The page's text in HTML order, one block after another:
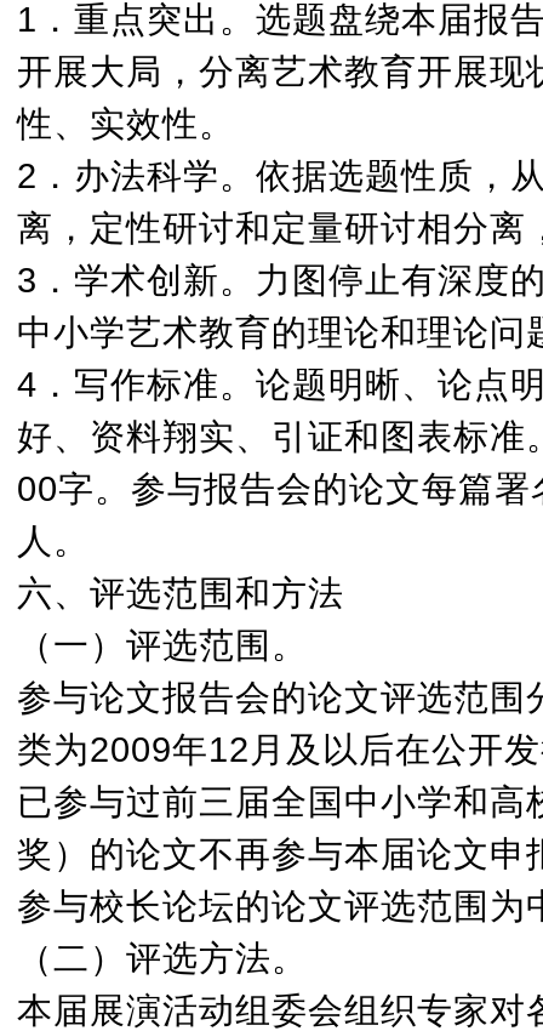
1．重点突出。选题盘绕本届报
开展大局，分离艺术教育开展
性、实效性。
2．办法科学。依据选题性质，
离，定性研讨和定量研讨相分
3．学术创新。力图停止有深度
中小学艺术教育的理论和理论问
4．写作标准。论题明晰、论点
好、资料翔实、引证和图表标
00字。参与报告会的论文每篇
人。
六、评选范围和方法
（一）评选范围。
参与论文报告会的论文评选范
类为2009年12月及以后在公开
已参与过前三届全国中小学和
奖）的论文不再参与本届论文申
参与校长论坛的论文评选范围
（二）评选方法。
本届展演活动组委会组织专家